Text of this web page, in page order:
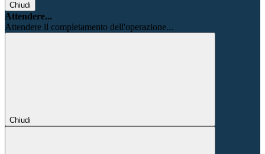
Chiudi
Attendere...
Attendere il completamento dell'operazione...
Chiudi